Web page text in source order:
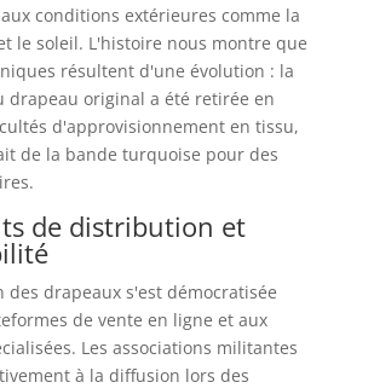
conditions extérieures comme la
le soleil. L'histoire nous montre que
résultent d'une évolution : la
drapeau original a été retirée en
d'approvisionnement en tissu,
de la bande turquoise pour des
de distribution et
des drapeaux s'est démocratisée
de vente en ligne et aux
Les associations militantes
à la diffusion lors des